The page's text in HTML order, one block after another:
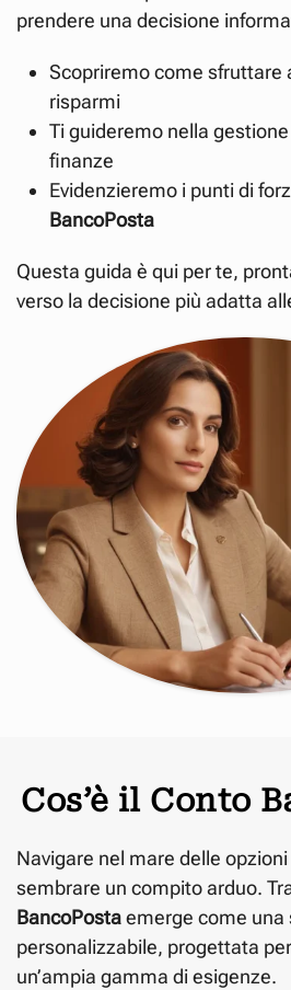
prendere una decisione
Scopriremo come sfruttare
risparmi
Ti guideremo nella
finanze
Evidenzieremo i punti di
BancoPosta
Questa guida è qui per te,
verso la decisione più adatta
Cos’è il Conto
Navigare nel mare delle
sembrare un compito arduo.
BancoPostaemerge come una
personalizzabile, progettata
un’ampia gamma di esigenze.